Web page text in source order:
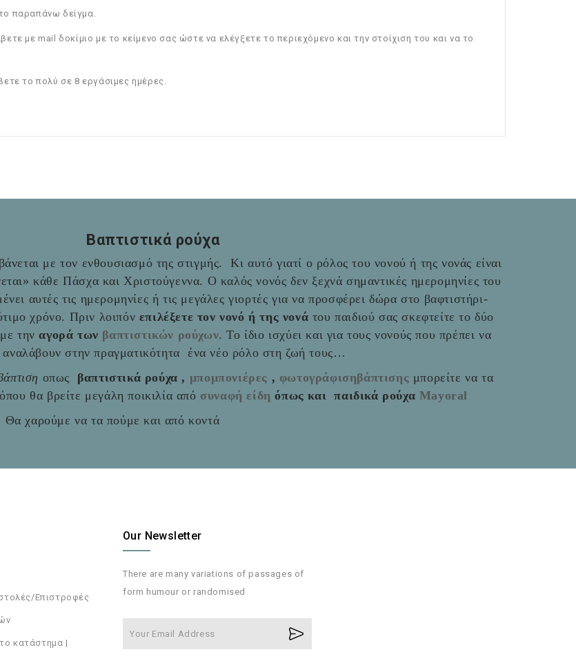
παραπάνω δείγμα.
με mail δοκίμιο με το κείμενο σας ώστε να ελέγξετε το περιεχόμενο και την στοίχιση του και να το
το πολύ σε 8 εργάσιμες ημέρες.
Βαπτιστικά ρούχα
με τον ενθουσιασμό της στιγμής. Κι αυτό γιατί ο ρόλος του νονού ή της νονάς είναι
κάθε Πάσχα και Χριστούγεννα. Ο καλός νονός δεν ξεχνά σημαντικές ημερομηνίες του
αυτές τις ημερομηνίες ή τις μεγάλες γιορτές για να προσφέρει δώρα στο βαφτιστήρι-
χρόνο. Πριν λοιπόν επιλέξετε τον νονό ή της νονά του παιδιού σας σκεφτείτε το δύο
με τηναγορά των βαπτιστικών ρούχων. Το ίδιο ισχύει και για τους νονούς που πρέπει να
αναλάβουν στην πραγματικότητα ένα νέο ρόλο στη ζωή τους…
οπως βαπτιστικά ρούχα , μπομπονιέρες , φωτογράφισηβάπτισης μπορείτε να τα
θα βρείτε μεγάλη ποικιλία από συναφή είδη όπως και παιδικά ρούχα Mayoral
Θα χαρούμε να τα πούμε και από κοντά
Επιστροφές
κατάστημα |
Our Newsletter
There are many variations of passages of
form humour or randomised